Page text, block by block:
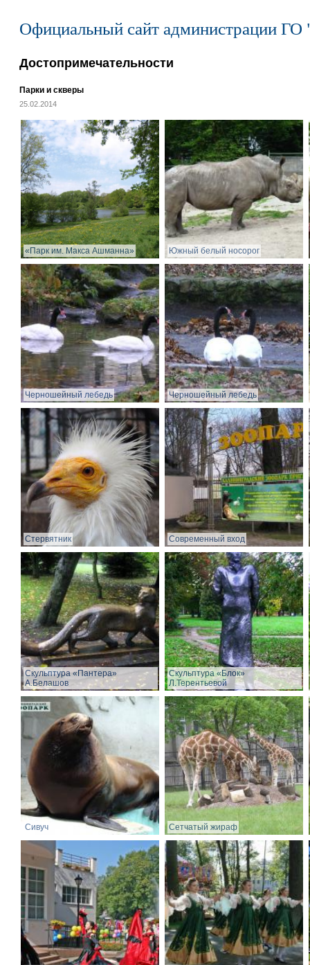
Официальный сайт администрации ГО
Достопримечательности
Парки и скверы
25.02.2014
«Парк им. Макса Ашманна» Южный белый носорог
Черношейный лебедь Черношейный лебедь
Стервятник Современный вход
Скульптура «Пантера»
А.Белашов
Скульптура «Блок»
Л.Терентьевой
Сивуч Сетчатый жираф